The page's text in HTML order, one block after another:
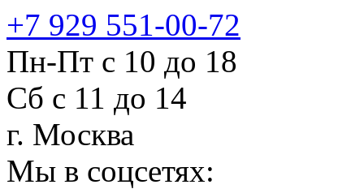
+7 929 551-00-72
Пн-Пт с 10 до 18
Сб с 11 до 14
г. Москва
Мы в соцсетях: